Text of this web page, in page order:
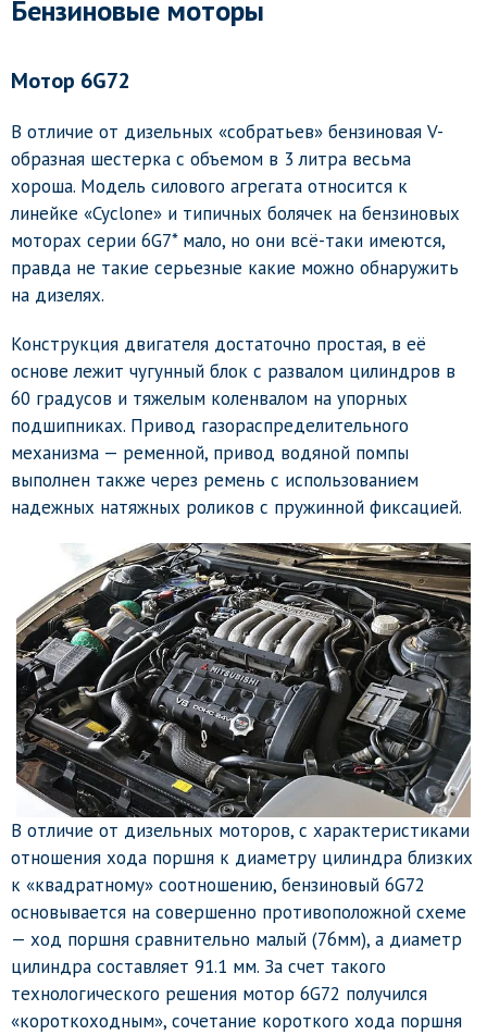
Бензиновые моторы
Мотор 6G72
В отличие от дизельных «собратьев» бензиновая V-
образная шестерка с объемом в 3 литра весьма
хороша. Модель силового агрегата относится к
линейке «Cyclone» и типичных болячек на бензиновых
моторах серии 6G7* мало, но они всё-таки имеются,
правда не такие серьезные какие можно обнаружить
на дизелях.
Конструкция двигателя достаточно простая, в её
основе лежит чугунный блок с развалом цилиндров в
60 градусов и тяжелым коленвалом на упорных
подшипниках. Привод газораспределительного
механизма — ременной, привод водяной помпы
выполнен также через ремень с использованием
надежных натяжных роликов с пружинной фиксацией.
В отличие от дизельных моторов, с характеристиками
отношения хода поршня к диаметру цилиндра близких
к «квадратному» соотношению, бензиновый 6G72
основывается на совершенно противоположной схеме
— ход поршня сравнительно малый (76мм), а диаметр
цилиндра составляет 91.1 мм. За счет такого
технологического решения мотор 6G72 получился
«короткоходным», сочетание короткого хода поршня